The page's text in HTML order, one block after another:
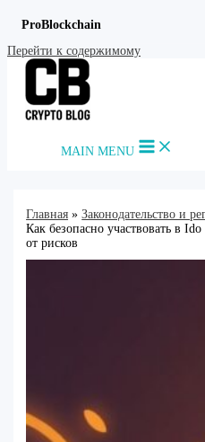
ProBlockchain
Перейти к содержимому
MAIN MENU
Главная
Законодательство и
Как безопасно участвовать в
от рисков